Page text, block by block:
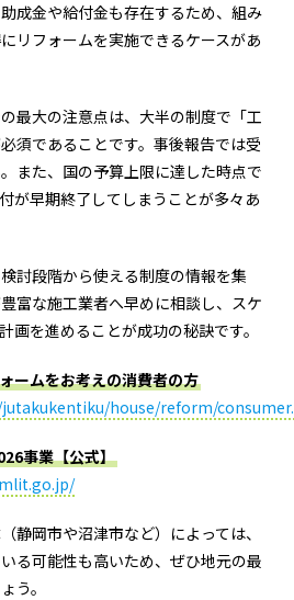
成金や給付金も存在するため、組み
リフォームを実施できるケースがあ
最大の注意点は、大半の制度で「工
須であることです。事後報告では受
また、国の予算上限に達した時点で
が早期終了してしまうことが多々あ
討段階から使える制度の情報を集
富な施工業者へ早めに相談し、スケ
画を進めることが成功の秘訣です。
ームをお考えの消費者の方
house/reform/
事業【公式】
静岡市や沼津市など）によっては、
る可能性も高いため、ぜひ地元の最
う。